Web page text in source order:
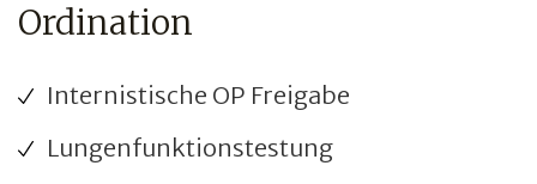
Ordination
Internistische OP Freigabe
Lungenfunktionstestung